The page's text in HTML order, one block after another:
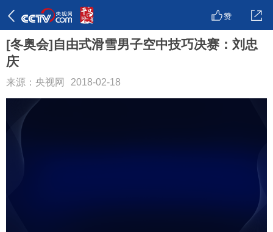
赞
[冬奥会]自由式滑雪男子空中技巧决赛：刘忠
庆
来源：央视网 2018-02-18